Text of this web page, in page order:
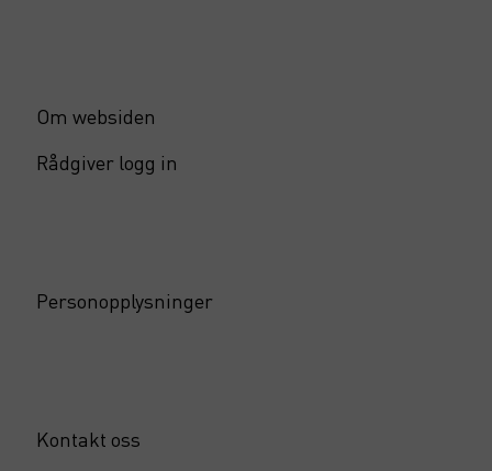
Om websiden
Rådgiver logg in
Personopplysninger
Kontakt oss